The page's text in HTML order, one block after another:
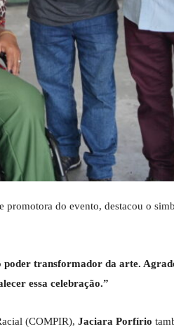
promotora do evento, destacou o
transformador da arte.
essa celebração.”
(COMPIR), Jaciara Porfírio